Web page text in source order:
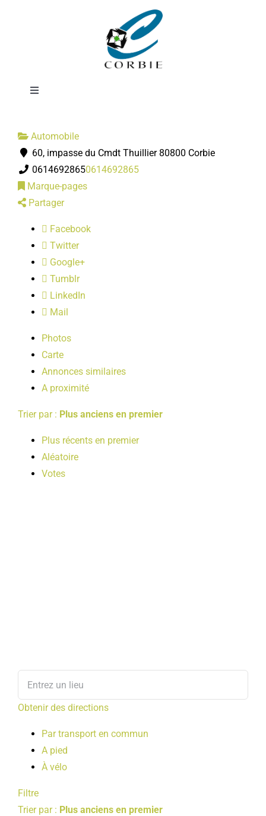
Toggle
DÉMARCHES ADMINISTRATIVES
SERVICES MUNICIPAUX
PRATIQUE
LOISIRS
PUBLICATIONS
Nettoyage
Automobile
Automobile
60, impasse du Cmdt Thuillier 80800 Corbie
06146928650614692865
Marque-pages
Partager
Facebook
Twitter
Google+
Tumblr
LinkedIn
Mail
Photos
Carte
Annonces similaires
A proximité
Trier par : Plus anciens en premier
Plus récents en premier
Aléatoire
Votes
Obtenir des directions
Par transport en commun
A pied
À vélo
Filtre
Trier par : Plus anciens en premier